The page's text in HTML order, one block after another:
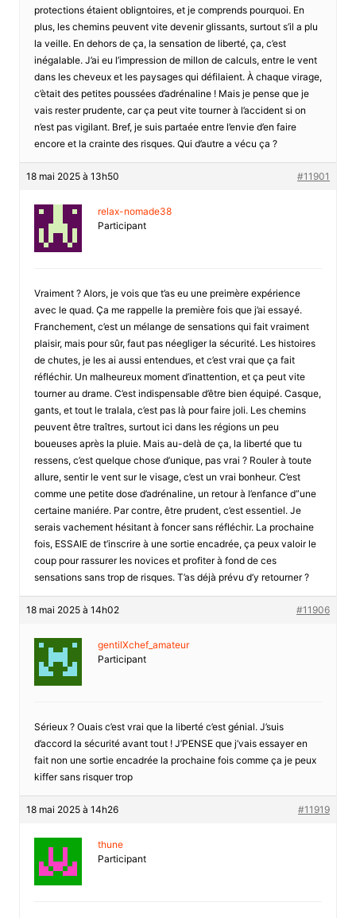
protections étaient obligntoires, et je comprends pourquoi. En
plus, les chemins peuvent vite devenir glissants, surtout s’il a plu
la veille. En dehors de ça, la sensation de liberté, ça, c’est
inégalable. J’ai eu l’impression de millon de calculs, entre le vent
dans les cheveux et les paysages qui défilaient. À chaque virage,
c’ètait des petites poussées d’adrénaline ! Mais je pense que je
vais rester prudente, car ça peut vite tourner à l’accident si on
n’est pas vigilant. Bref, je suis partaée entre l’envie d’en faire
encore et la crainte des risques. Qui d’autre a vécu ça ?
18 mai 2025 à 13h50 #11901
relax-nomade38
Participant
Vraiment ? Alors, je vois que t’as eu une preimère expérience
avec le quad. Ça me rappelle la première fois que j’ai essayé.
Franchement, c’est un mélange de sensations qui fait vraiment
plaisir, mais pour sûr, faut pas néegliger la sécurité. Les histoires
de chutes, je les ai aussi entendues, et c’est vrai que ça fait
réfléchir. Un malheureux moment d’inattention, et ça peut vite
tourner au drame. C’est indispensable d’être bien équipé. Casque,
gants, et tout le tralala, c’est pas là pour faire joli. Les chemins
peuvent être traîtres, surtout ici dans les régions un peu
boueuses après la pluie. Mais au-delà de ça, la liberté que tu
ressens, c’est quelque chose d’unique, pas vrai ? Rouler à toute
allure, sentir le vent sur le visage, c’est un vrai bonheur. C’est
comme une petite dose d’adrénaline, un retour à l’enfance d”une
certaine maniére. Par contre, être prudent, c’est essentiel. Je
serais vachement hésitant à foncer sans réfléchir. La prochaine
fois, ESSAIE de t’inscrire à une sortie encadrée, ça peux valoir le
coup pour rassurer les novices et profiter à fond de ces
sensations sans trop de risques. T’as déjà prévu d’y retourner ?
18 mai 2025 à 14h02 #11906
gentilXchef_amateur
Participant
Sérieux ? Ouais c’est vrai que la liberté c’est génial. J’suis
d’accord la sécurité avant tout ! J’PENSE que j’vais essayer en
fait non une sortie encadrée la prochaine fois comme ça je peux
kiffer sans risquer trop
18 mai 2025 à 14h26 #11919
thune
Participant